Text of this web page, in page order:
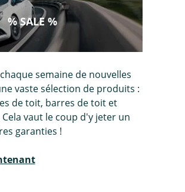
% SALE %
semaine de nouvelles
vaste sélection de produits :
de toit, barres de toit et
vaut le coup d'y jeter un
garanties !